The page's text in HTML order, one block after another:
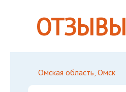
ОТЗЫВЫ
Омская область, Омск